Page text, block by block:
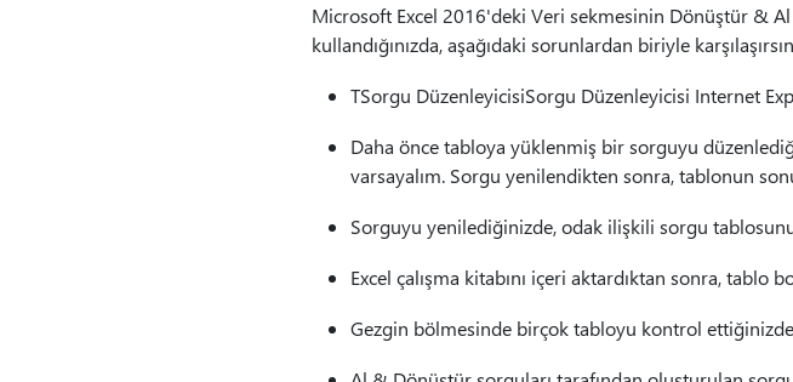
Microsoft Excel 2016'deki Veri sekmesinin Dönüştür &
kullandığınızda, aşağıdaki sorunlardan biriyle
TSorgu DüzenleyicisiSorgu Düzenleyicisi Internet
Daha önce tabloya yüklenmiş bir sorguyu
varsayalım. Sorgu yenilendikten sonra, tablonun
Sorguyu yenilediğinizde, odak ilişkili sorgu
Excel çalışma kitabını içeri aktardıktan sonra,
Gezgin bölmesinde birçok tabloyu kontrol